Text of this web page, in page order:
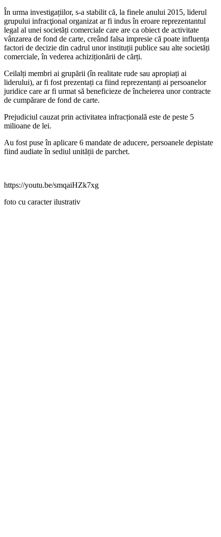
În urma investigațiilor, s-a stabilit că, la finele anului 2015, liderul
grupului infracţional organizat ar fi indus în eroare reprezentantul
legal al unei societăți comerciale care are ca obiect de activitate
vânzarea de fond de carte, creând falsa impresie că poate influența
factori de decizie din cadrul unor instituții publice sau alte societăți
comerciale, în vederea achiziționării de cărți.
Ceilalți membri ai grupării (în realitate rude sau apropiați ai
liderului), ar fi fost prezentați ca fiind reprezentanți ai persoanelor
juridice care ar fi urmat să beneficieze de încheierea unor contracte
de cumpărare de fond de carte.
Prejudiciul cauzat prin activitatea infracțională este de peste 5
milioane de lei.
Au fost puse în aplicare 6 mandate de aducere, persoanele depistate
fiind audiate în sediul unității de parchet.
https://youtu.be/smqaiHZk7xg
foto cu caracter ilustrativ